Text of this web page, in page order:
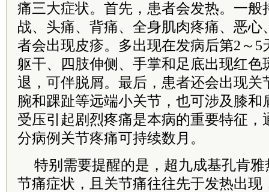
痛三大症状。首先，患者会发热。一般
战、头痛、背痛、全身肌肉疼痛、恶心
者会出现皮疹。多出现在发病后第2～5
躯干、四肢伸侧、手掌和足底出现红色
退，可伴脱屑。最后，患者还会出现关
腕和踝趾等远端小关节，也可涉及膝和
受压引起剧烈疼痛是本病的重要特征，
分病例关节疼痛可持续数月。
特别需要提醒的是，超九成基孔肯
节痛症状，且关节痛往往先于发热出现